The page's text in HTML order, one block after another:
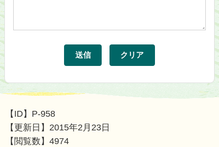
【ID】 P-958
【更新日】 2015年2月23日
【閲覧数】4974